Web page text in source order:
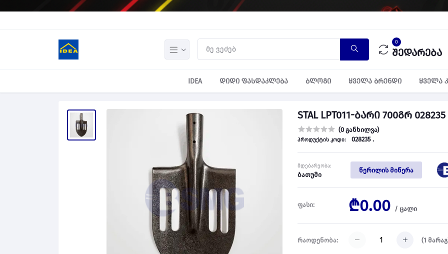
0
შედარება
IDEA დიდი ფასდაკლება ბლოგი ყველა ბრენდი ყველა
STAL LPT011-ბარი 700გრ 028235
(0 განხილვა)
პროდუქტის კოდი: 028235 .
მდებარეობა:
ბათუმი
წერილის მიწერა
ფასი: ₾0.00 /ცალი
რაოდენობა: (1